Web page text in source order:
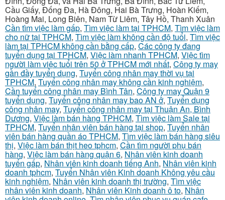
Cầu Giấy, Đống Đa, Hà Đông, Hai Bà Trưng, Hoàn Kiếm,
Hoàng Mai, Long Biên, Nam Từ Liêm, Tây Hồ, Thanh Xuân
Cần tìm việc làm gấp, Tìm việc làm tại TPHCM, Tìm việc làm
cho nữ tại TPHCM, Tìm việc làm không cần độ tuổi, Tìm việc
làm tại TPHCM không cần bằng cấp, Các công ty đang
tuyển dụng tại TPHCM, Việc làm nhanh TPHCM, Việc tìm
người làm việc tuổi trên 50 ở TPHCM mới nhất, Công ty may
gần đầy tuyển dụng, Tuyển công nhân may thời vụ tại
TPHCM, Tuyển công nhân may không cần kinh nghiệm,
Cần tuyển công nhân may Bình Tân, Công ty may Quận 9
tuyển dụng, Tuyển công nhân may bao AN ở, Tuyển dụng
công nhân may, Tuyển công nhân may tại Thuận An, Bình
Dương, Việc làm bán hàng TPHCM, Tìm việc làm Sale tại
TPHCM, Tuyển nhân viên bán hàng tại shop, Tuyển nhân
viên bán hàng quần áo TPHCM, Tìm việc làm bán hàng siêu
thị, Việc làm bán thịt heo tphcm, Cần tìm người phụ bán
hàng, Việc làm bán hàng quận 6, Nhân viên kinh doanh
tuyển gấp, Nhân viên kinh doanh tiếng Anh, Nhân viên kinh
doanh tphcm, Tuyển Nhân viên Kinh doanh Không yêu cầu
kinh nghiệm, Nhân viên kinh doanh thị trường, Tìm việc
nhân viên kinh doanh, Nhân viên Kinh doanh ô to, Nhân